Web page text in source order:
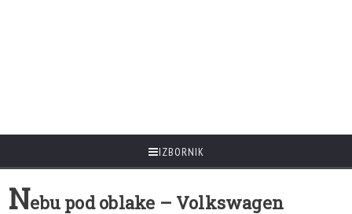
IZBORNIK
Nebu pod oblake – Volkswagen